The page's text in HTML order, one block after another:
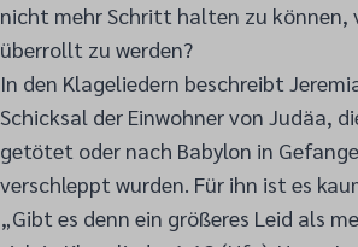
nicht mehr Schritt halten zu können,
überrollt zu werden?
In den Klageliedern beschreibt
Schicksal der Einwohner von Judäa,
getötet oder nach Babylon in
verschleppt wurden. Für ihn ist es
„Gibt es denn ein größeres Leid als